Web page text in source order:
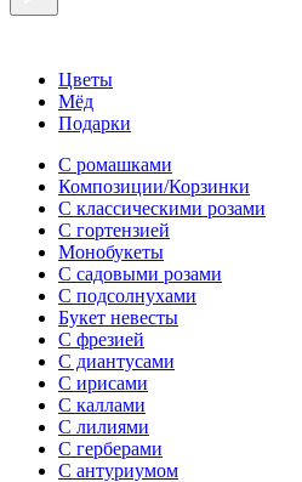
Цветы
Мёд
Подарки
С ромашками
Композиции/Корзинки
С классическими розами
С гортензией
Монобукеты
С садовыми розами
С подсолнухами
Букет невесты
С фрезией
С диантусами
С ирисами
С каллами
C лилиями
С герберами
С антуриумом